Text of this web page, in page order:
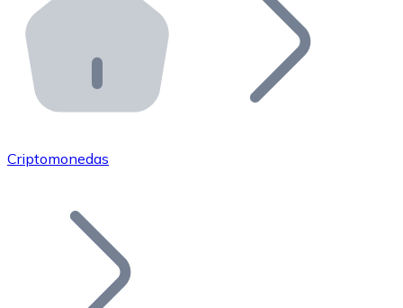
Integra un ATM Bitnovo en tu negocio y permite que
Bitnovo API
Integra nuestra API en tu ecosistema.
Únete a nuestra red de distribuidores.
Añade tu proyecto a nuestro ecosistema.
Criptomonedas